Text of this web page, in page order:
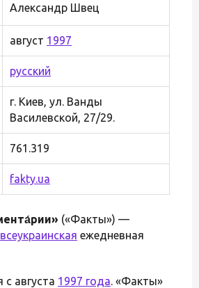
Александр Швец
август 1997
русский
г. Киев, ул. Ванды
Василевской, 27/29.
761.319
fakty.ua
(«Факты») —
всеукраинская ежедневная
с августа 1997 года. «Факты»